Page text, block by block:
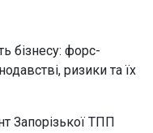
бізнесу: форс-
ризики та їх
Запорізької ТПП